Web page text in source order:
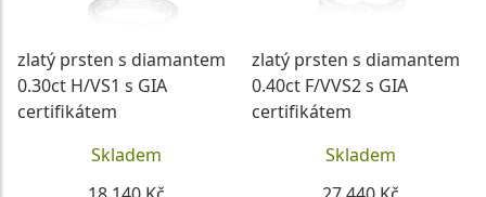
zlatý prsten s diamantem
0.30ct H/VS1 s GIA
certifikátem
Skladem
zlatý prsten s diamantem
0.40ct F/VVS2 s GIA
certifikátem
Skladem